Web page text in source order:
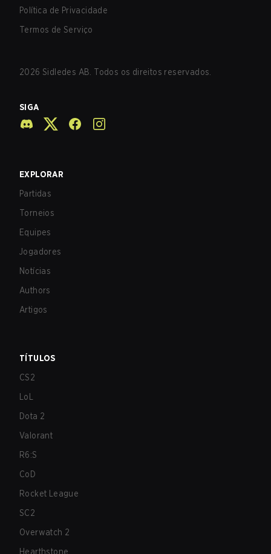
Política de Privacidade
Termos de Serviço
2026 Sidledes AB. Todos os direitos reservados.
SIGA
EXPLORAR
Partidas
Torneios
Equipes
Jogadores
Notícias
Authors
Artigos
TÍTULOS
CS2
LoL
Dota 2
Valorant
R6:S
CoD
Rocket League
SC2
Overwatch 2
Hearthstone